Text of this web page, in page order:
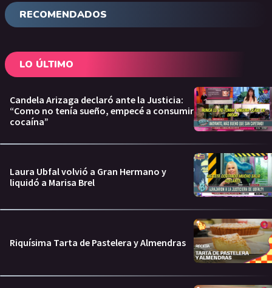
RECOMENDADOS
LO ÚLTIMO
Candela Arizaga declaró ante la Justicia:
“Como no tenía sueño, empecé a consumir
cocaína”
Laura Ubfal volvió a Gran Hermano y
liquidó a Marisa Brel
Riquísima Tarta de Pastelera y Almendras